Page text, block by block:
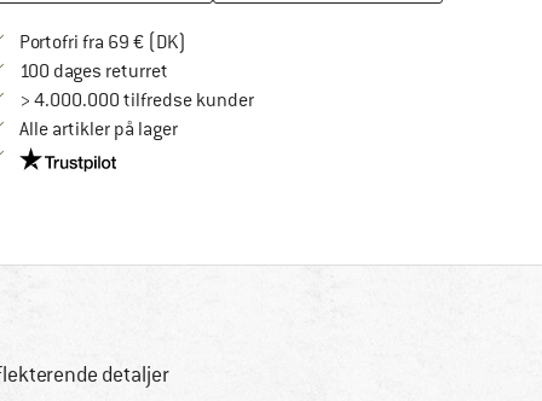
Portofri fra 69 € (DK)
100 dages returretGå til returretten her Åbnes i en infoboks
> 4.000.000 tilfredse kunder
Alle artikler på lager
Vi er Trustpilot-certificeret - oplysningerne får du
detaljer